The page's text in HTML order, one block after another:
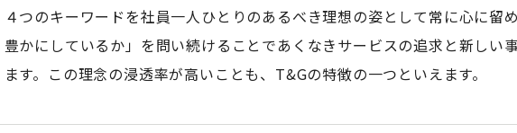
４つのキーワードを社員一人ひとりのあるべき理想の姿として常に心に留
豊かにしているか」を問い続けることであくなきサービスの追求と新しい
ます。この理念の浸透率が高いことも、T&Gの特徴の一つといえます。